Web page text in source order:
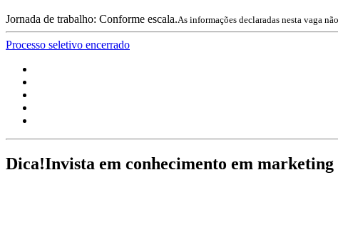
Jornada de trabalho: Conforme escala.As informações declaradas nesta vaga
Processo seletivo encerrado
Dica!Invista em conhecimento em